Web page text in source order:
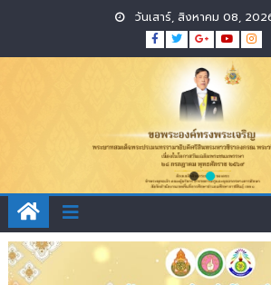
วันเสาร์, สิงหาคม 08,